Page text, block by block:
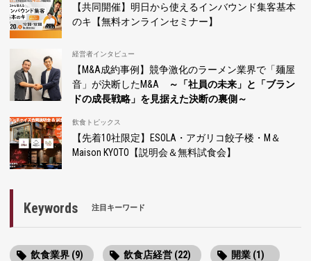
【共同開催】明日から使えるインバウンド集客基本
のキ【無料オンラインセミナー】
経営者インタビュー
【M&A成約事例】競争激化のラーメン業界で「麺屋
音」が決断したM&A
～「社員の未来」と「ブラン
ドの成長戦略」を見据えた決断の裏側～
飲食トピックス
【先着10社限定】ESOLA・アガリコ餃子楼・M＆
Maison KYOTO【説明会＆無料試食会】
Keywords 注目キーワード
飲食業界 (9) 飲食店経営 (22) 開業 (1)